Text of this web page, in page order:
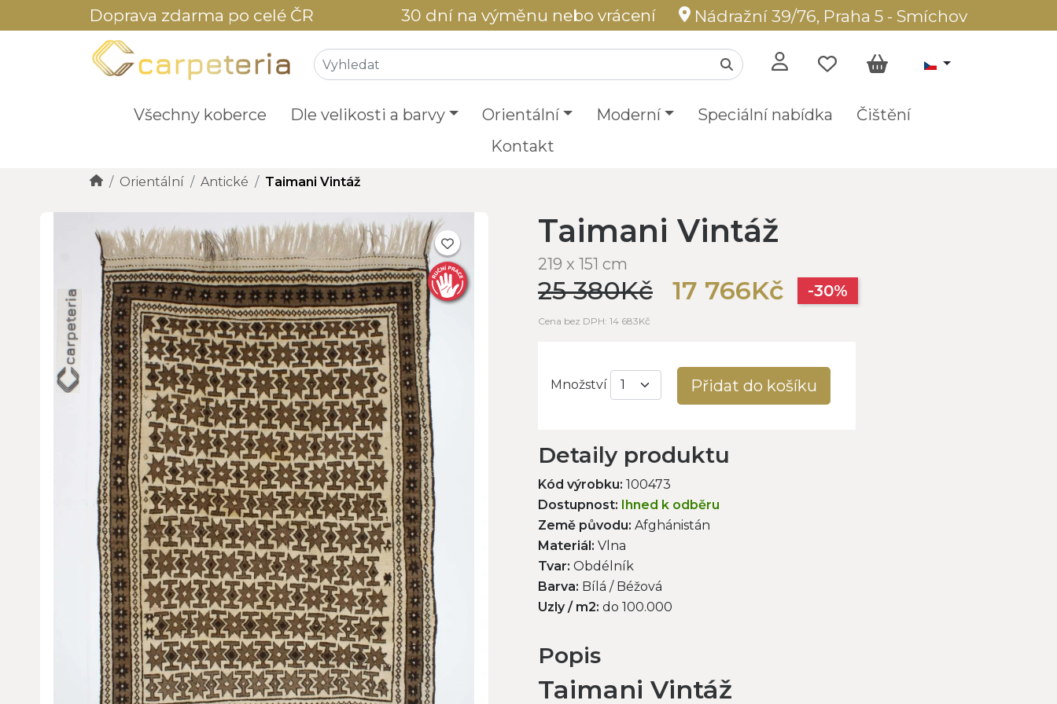
Doprava zdarma po celé ČR 30 dní na výměnu nebo vrácení Nádražní 39/76, Praha 5 - Smíchov
Všechny koberce Dle velikosti a barvy Orientální Moderní Speciální nabídka
Čištění
Kontakt
Orientální Antické Taimani Vintáž
Taimani Vintáž
219 x 151 cm
25 380Kč 17 766Kč -30%
Cena bez DPH: 14 683Kč
Množství Přidat do košíku
Detaily produktu
Kód výrobku: 100473
Dostupnost:
Ihned k odběru
Země původu: Afghánistán
Materiál: Vlna
Tvar: Obdélník
Barva: Bílá / Béžová
Uzly / m2: do 100.000
Popis
Taimani Vintáž